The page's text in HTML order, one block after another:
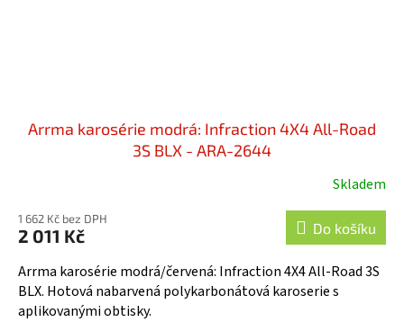
Arrma karosérie modrá: Infraction 4X4 All-Road
3S BLX - ARA-2644
Skladem
1 662 Kč bez DPH
2 011 Kč Do košíku
Arrma karosérie modrá/červená: Infraction 4X4 All-Road 3S
BLX. Hotová nabarvená polykarbonátová karoserie s
aplikovanými obtisky.